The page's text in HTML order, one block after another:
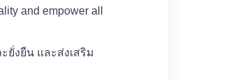
and empower all
งยืน และส่งเสริม